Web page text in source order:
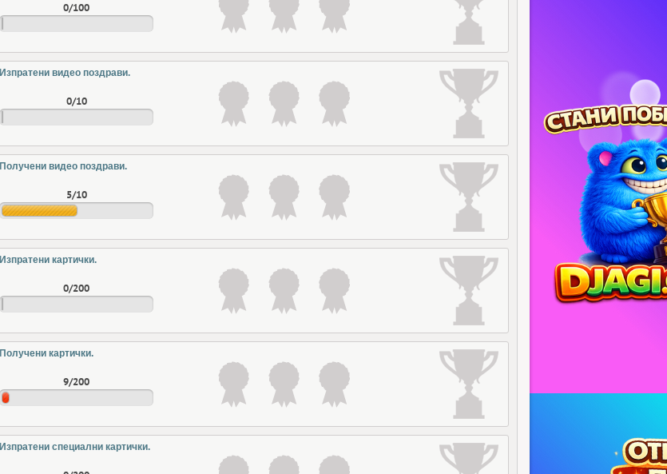
0/100
Изпратени видео поздрави.
0/10
Получени видео поздрави.
5/10
Изпратени картички.
0/200
Получени картички.
9/200
Изпратени специални картички.